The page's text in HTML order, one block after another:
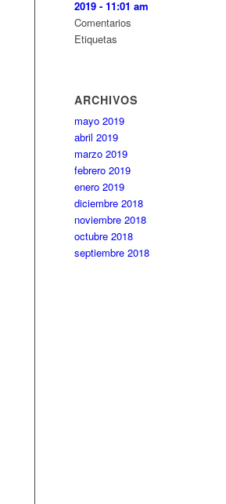
2019 - 11:01 am
Comentarios
Etiquetas
ARCHIVOS
mayo 2019
abril 2019
marzo 2019
febrero 2019
enero 2019
diciembre 2018
noviembre 2018
octubre 2018
septiembre 2018